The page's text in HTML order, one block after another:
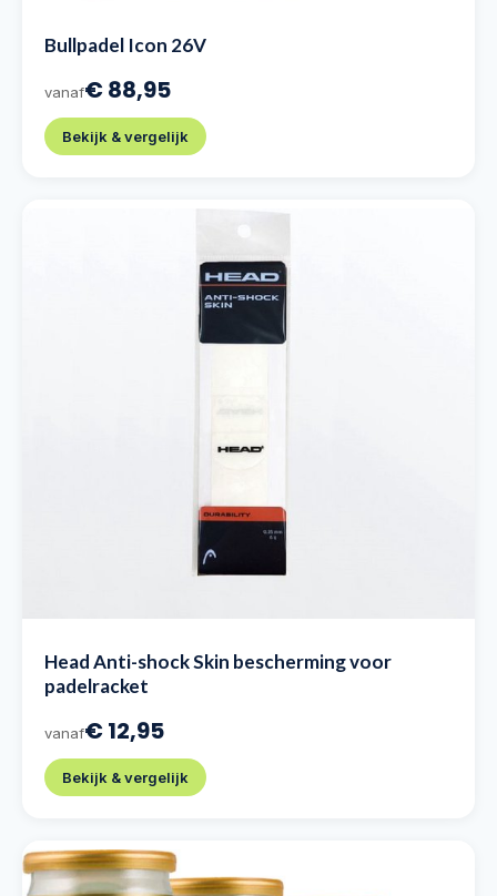
Bullpadel Icon 26V
vanaf€ 88,95
Bekijk & vergelijk
Head Anti-shock Skin bescherming voor
padelracket
vanaf€ 12,95
Bekijk & vergelijk